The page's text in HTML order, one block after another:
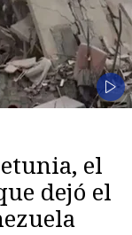
el
dejó el